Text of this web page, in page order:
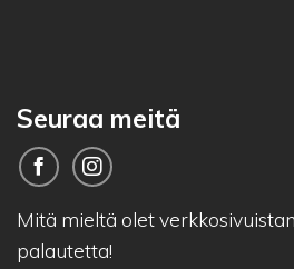
Seuraa meitä
Mitä mieltä olet
palautetta!